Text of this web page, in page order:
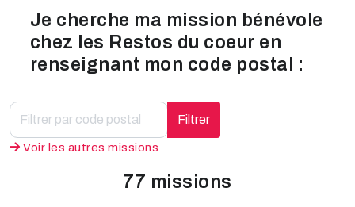
Je cherche ma mission bénévole
chez les Restos du coeur en
renseignant mon code postal :
Filtrer
Voir les autres missions
77 missions